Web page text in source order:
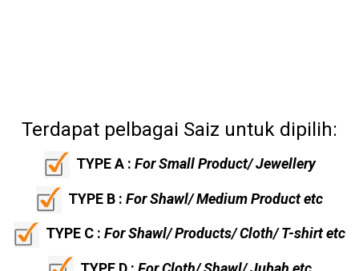
Terdapat pelbagai Saiz untuk dipilih:
TYPE A : For Small Product/ Jewellery
TYPE B : For Shawl/ Medium Product etc
TYPE C : For Shawl/ Products/ Cloth/ T-shirt etc